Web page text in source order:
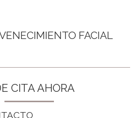
FACIAL
CITA AHORA